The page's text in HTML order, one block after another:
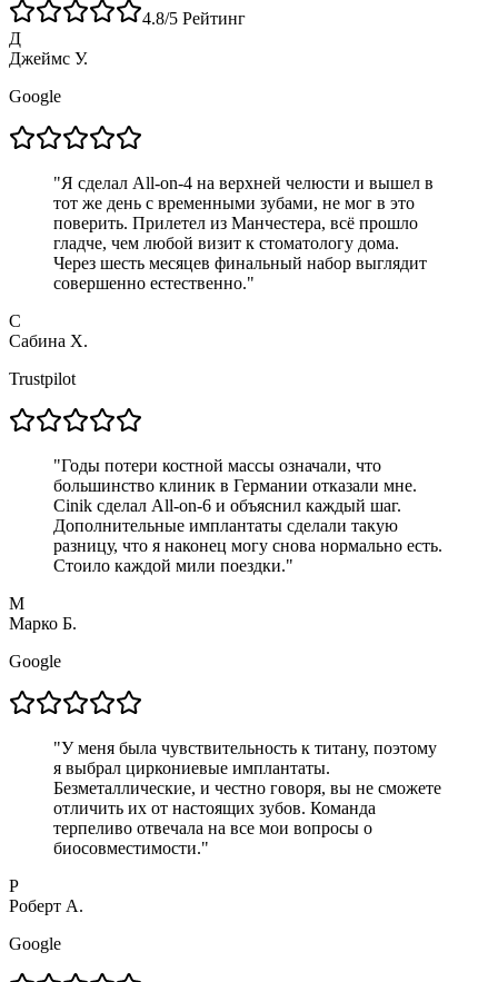
4.8/5 Рейтинг
Д
Джеймс У.
Google
"Я сделал All-on-4 на верхней челюсти и вышел в
тот же день с временными зубами, не мог в это
поверить. Прилетел из Манчестера, всё прошло
гладче, чем любой визит к стоматологу дома.
Через шесть месяцев финальный набор выглядит
совершенно естественно."
С
Сабина Х.
Trustpilot
"Годы потери костной массы означали, что
большинство клиник в Германии отказали мне.
Cinik сделал All-on-6 и объяснил каждый шаг.
Дополнительные имплантаты сделали такую
разницу, что я наконец могу снова нормально есть.
Стоило каждой мили поездки."
М
Марко Б.
Google
"У меня была чувствительность к титану, поэтому
я выбрал циркониевые имплантаты.
Безметаллические, и честно говоря, вы не сможете
отличить их от настоящих зубов. Команда
терпеливо отвечала на все мои вопросы о
биосовместимости."
Р
Роберт А.
Google